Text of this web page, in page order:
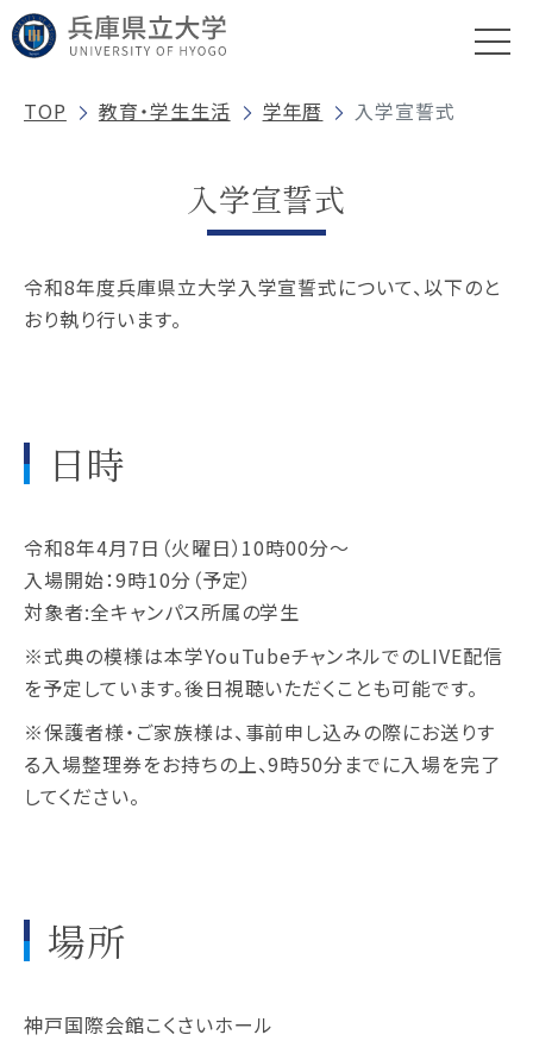
TOP 教育・学生生活 学年暦 入学宣誓式
入学宣誓式
令和8年度兵庫県立大学入学宣誓式について、以下のと
おり執り行います。
日時
令和8年4月7日（火曜日）10時00分～
入場開始：9時10分（予定）
対象者:全キャンパス所属の学生
※式典の模様は本学YouTubeチャンネルでのLIVE配信
を予定しています。後日視聴いただくことも可能です。
※保護者様・ご家族様は、事前申し込みの際にお送りす
る入場整理券をお持ちの上、9時50分までに入場を完了
してください。
場所
神戸国際会館こくさいホール